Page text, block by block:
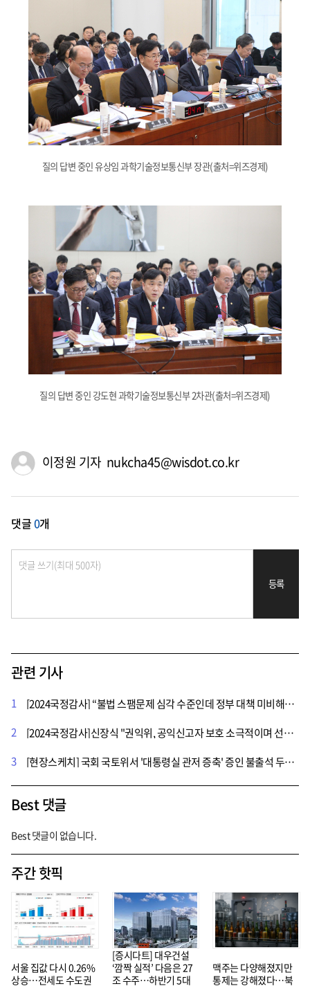
질의 답변 중인 유상임 과학기술정보통신부 장관(출처=위즈경제)
질의 답변 중인 강도현 과학기술정보통신부 2차관(출처=위즈경제)
이정원 기자 nukcha45@wisdot.co.kr
댓글0개
등록
관련 기사
1
[2024국정감사] “불법 스팸문제 심각 수준인데 정부 대책 미비해”…과방위 국감서 지적 제기
2
[2024국정감사]신장식 "권익위, 공익신고자 보호 소극적이며 선택적...해체해야"
3
[현장스케치] 국회 국토위서 '대통령실 관저 증축' 증인 불출석 두고 여야 충돌
Best 댓글
Best 댓글이 없습니다.
주간 핫픽
서울 집값 다시 0.26%
상승…전세도 수도권
[증시다트] 대우건설
‘깜짝 실적’ 다음은 27
조 수주…하반기 5대
맥주는 다양해졌지만
통제는 강해졌다…북